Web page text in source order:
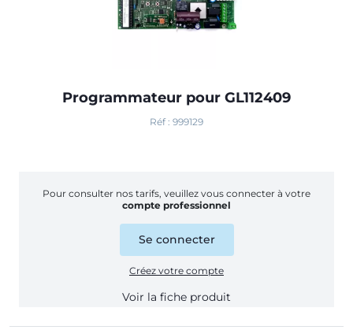
Programmateur pour GL112409
Réf : 999129
Pour consulter nos tarifs, veuillez vous connecter à votre
compte professionnel
Se connecter
Créez votre compte
Voir la fiche produit